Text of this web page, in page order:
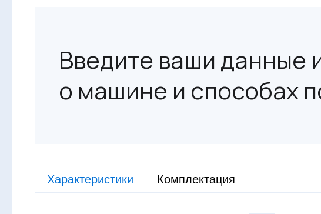
Введите ваши данные
о машине и способах
Характеристики Комплектация